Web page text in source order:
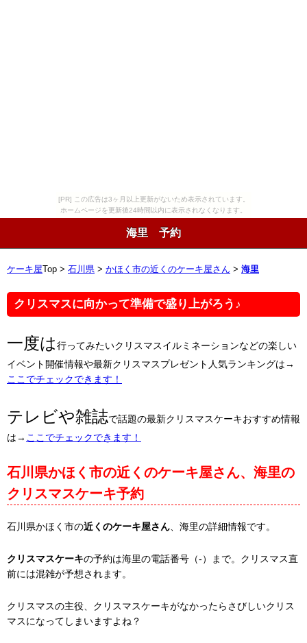
[PR] この広告は3ヶ月以上更新がないため表示されています。
ホームページを更新後24時間以内に表示されなくなります。
海里 予約
ケーキ屋 Top > 石川県 > かほく市の近くのケーキ屋さん > 海里
クリスマスに向かって準備で盛り上がろう♪
一度は行ってみたいクリスマスイルミネーションなどの楽しい
イベント開催情報や最新クリスマスプレゼント人気ランキングは→
ここでチェックできます！
テレビや雑誌で話題の最新クリスマスケーキおすすめ情報
は→ ここでチェックできます！
石川県かほく市の近くのケーキ屋さん、海里の
クリスマスケーキ予約
石川県かほく市の近くのケーキ屋さん 、海里の詳細情報です。
クリスマスケーキの予約は海里の電話番号（-）まで。クリスマス直
前には混雑が予想されます。
クリスマスの主役、クリスマスケーキがなかったらさびしいクリス
マスになってしまいますよね？